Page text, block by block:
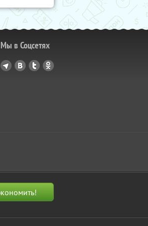
Мы в Соцсетях